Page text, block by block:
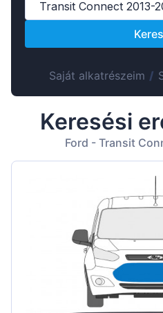
Transit Connect 2013-
Saját alkatrészeim /
Keresési
Ford - Transit